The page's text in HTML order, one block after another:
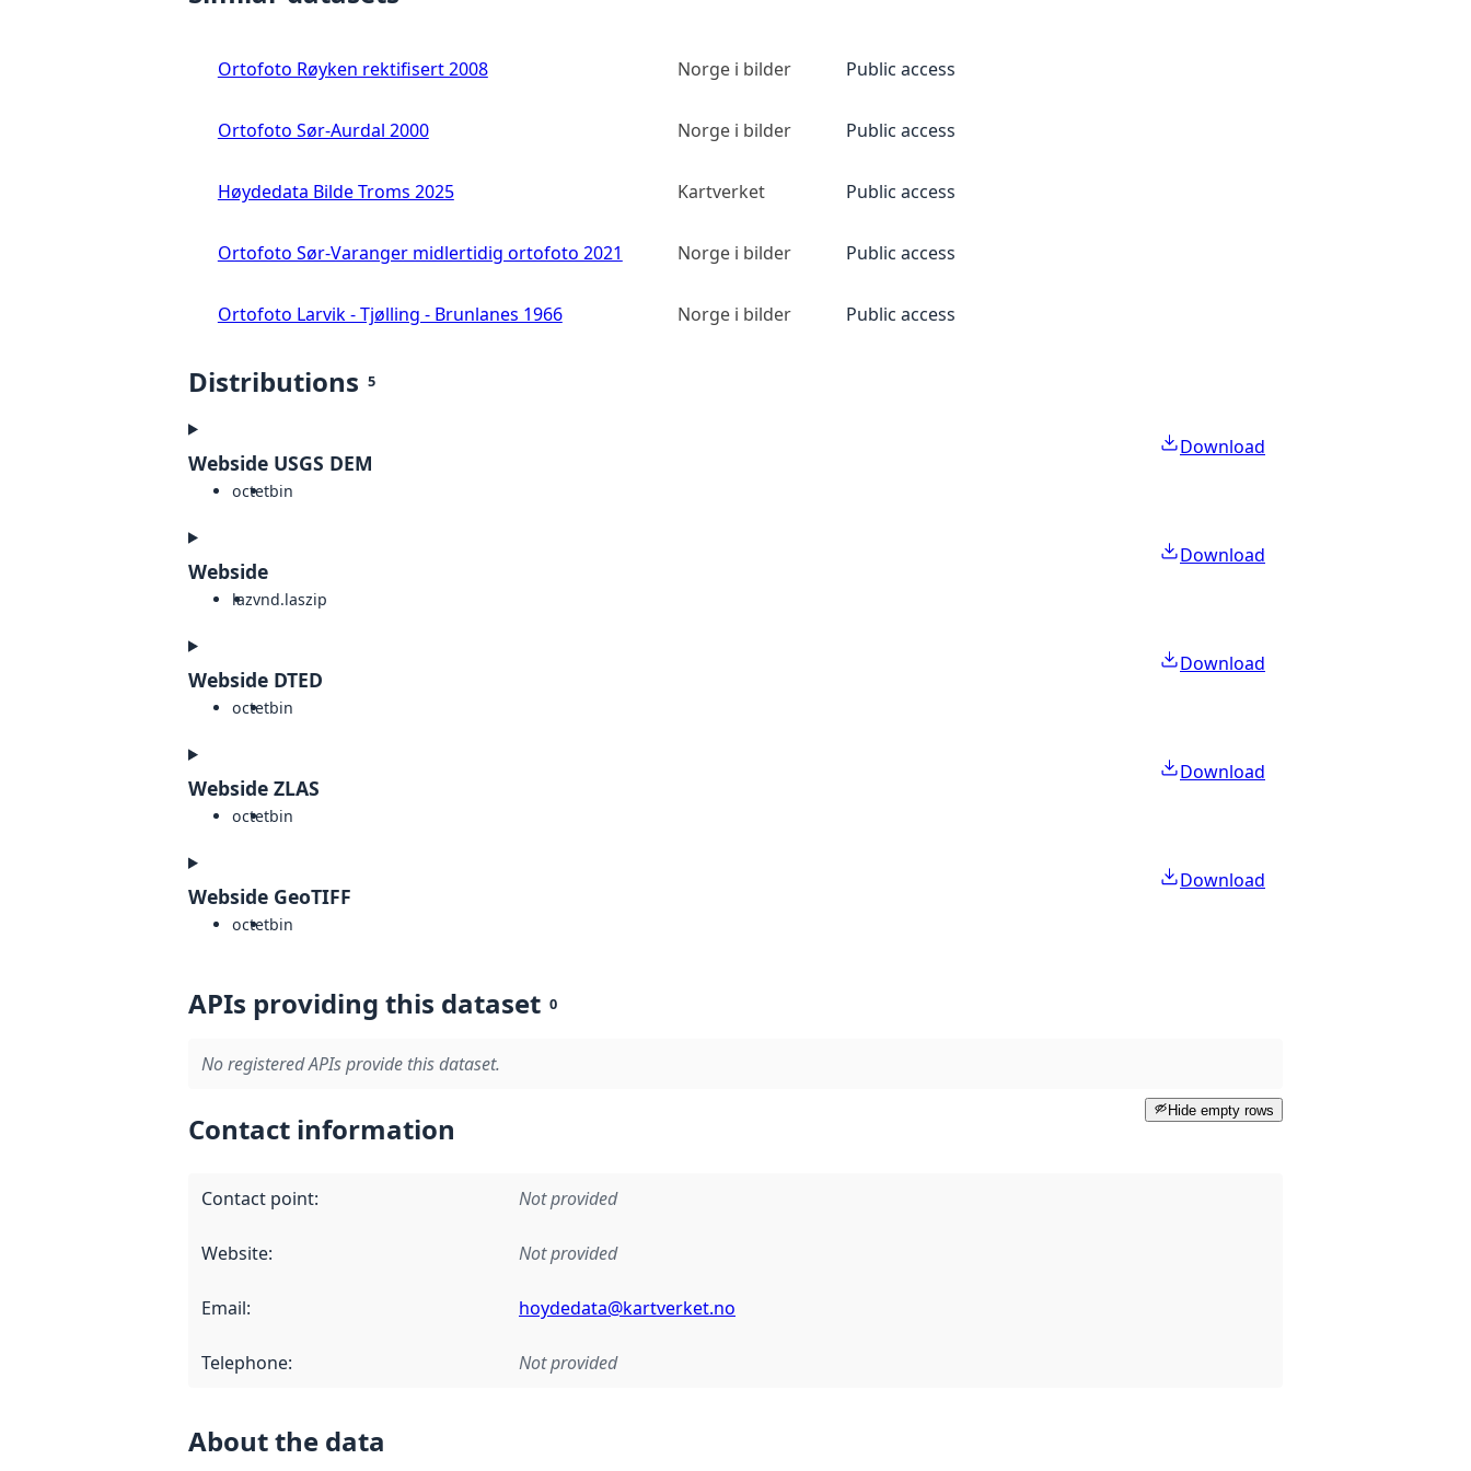
Ortofoto Røyken rektifisert 2008 Norge i bilder Public access
Ortofoto Sør-Aurdal 2000 Norge i bilder Public access
Høydedata Bilde Troms 2025 Kartverket Public access
Ortofoto Sør-Varanger midlertidig ortofoto 2021 Norge i bilder Public access
Ortofoto Larvik - Tjølling - Brunlanes 1966 Norge i bilder Public access
Distributions 5
Webside USGS DEM
octetbin
Download
Webside
lazvnd.laszip
Download
Webside DTED
octetbin
Download
Webside ZLAS
octetbin
Download
Webside GeoTIFF
octetbin
Download
APIs providing this dataset 0
No registered APIs provide this dataset.
Hide empty rows
Contact information
Contact point: Not provided
Website: Not provided
Email: hoydedata@kartverket.no
Telephone: Not provided
About the data